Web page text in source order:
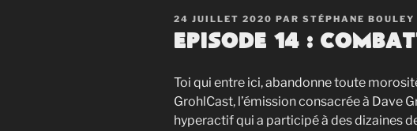
PUBLIÉ
LE
24 JUILLET 2020 PAR STÉPHANE BOULEY
Episode 14 :
Toi qui entre ici, abandonne toute
GrohlCast, l’émission consacrée à Dave
hyperactif qui a participé à des dizaines